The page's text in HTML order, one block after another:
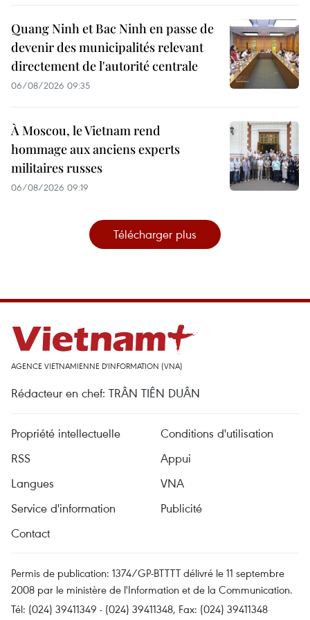
Quang Ninh et Bac Ninh en passe de
devenir des municipalités relevant
directement de l'autorité centrale
06/08/2026 09:35
À Moscou, le Vietnam rend
hommage aux anciens experts
militaires russes
06/08/2026 09:19
Télécharger plus
AGENCE VIETNAMIENNE D'INFORMATION (VNA)
Rédacteur en chef: TRÂN TIÊN DUÂN
Propriété intellectuelle
Conditions d'utilisation
RSS
Appui
Langues
VNA
Service d'information
Publicité
Contact
Permis de publication: 1374/GP-BTTTT délivré le 11 septembre
2008 par le ministère de l'Information et de la Communication.
Tél: (024) 39411349 - (024) 39411348, Fax: (024) 39411348